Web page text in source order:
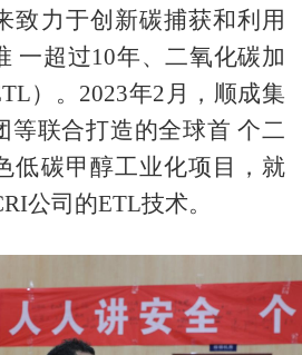
致力于创新碳捕获和利用
一超过10年、二氧化碳加
）。2023年2月，顺成集
等联合打造的全球首 个二
低碳甲醇工业化项目，就
公司的ETL技术。